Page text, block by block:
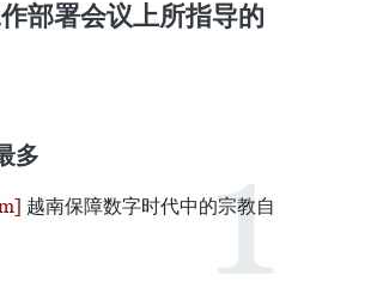
部署会议上所指导的
多
越南保障数字时代中的宗教自